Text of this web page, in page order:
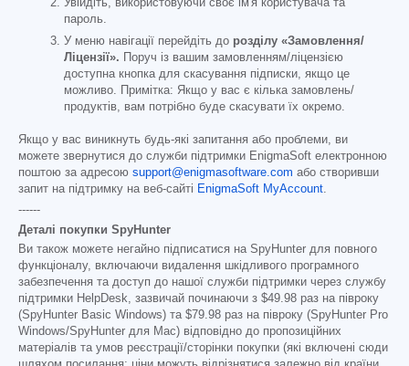
пароль.
У меню навігації перейдіть до розділу «Замовлення/
Ліцензії». Поруч із вашим замовленням/ліцензією
доступна кнопка для скасування підписки, якщо це
можливо. Примітка: Якщо у вас є кілька замовлень/
продуктів, вам потрібно буде скасувати їх окремо.
Якщо у вас виникнуть будь-які запитання або проблеми, ви
можете звернутися до служби підтримки EnigmaSoft електронною
поштою за адресою support@enigmasoftware.com або створивши
запит на підтримку на веб-сайті EnigmaSoft MyAccount
------
Деталі покупки SpyHunter
Ви також можете негайно підписатися на SpyHunter для повного
функціоналу, включаючи видалення шкідливого програмного
забезпечення та доступ до нашої служби підтримки через службу
підтримки HelpDesk, зазвичай починаючи з $49.98 раз на півроку
(SpyHunter Basic Windows) та $79.98 раз на півроку (SpyHunter Pro
Windows/SpyHunter для Mac) відповідно до пропозиційних
матеріалів та умов реєстрації/сторінки покупки (які включені сюди